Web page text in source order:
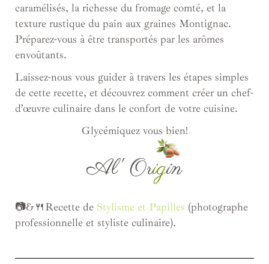
caramélisés, la richesse du fromage comté, et la
texture rustique du pain aux graines Montignac.
Préparez-vous à être transportés par les arômes
envoûtants.
Laissez-nous vous guider à travers les étapes simples
de cette recette, et découvrez comment créer un chef-
d’œuvre culinaire dans le confort de votre cuisine.
Glycémiquez vous bien!
📷&🍴Recette de Stylisme et Papilles (photographe
professionnelle et styliste culinaire).